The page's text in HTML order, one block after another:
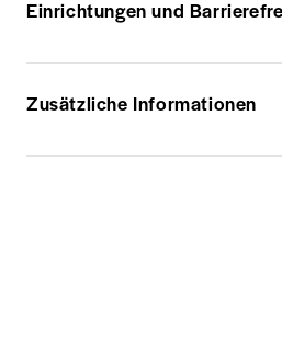
Einrichtungen und
Zusätzliche Informationen